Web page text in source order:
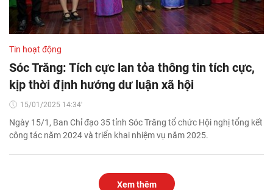
Tin hoạt động
Sóc Trăng: Tích cực lan tỏa thông tin tích cực,
kịp thời định hướng dư luận xã hội
15/01/2025 14:34'
Ngày 15/1, Ban Chỉ đạo 35 tỉnh Sóc Trăng tổ chức Hội nghị tổng kết
công tác năm 2024 và triển khai nhiệm vụ năm 2025.
Xem thêm